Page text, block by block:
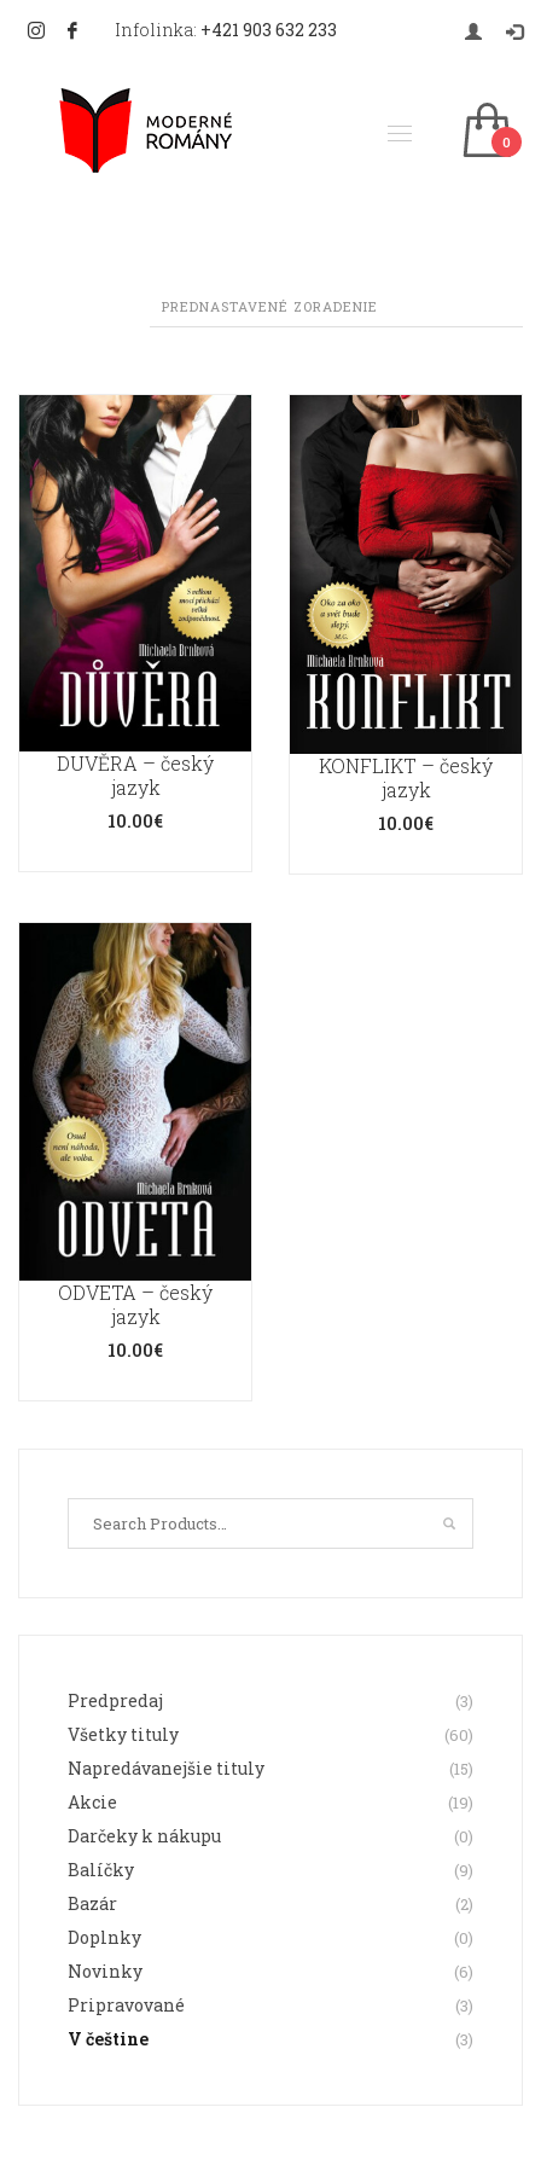
Infolinka: +421 903 632 233
DUVĚRA – český
jazyk
10.00€
KONFLIKT – český
jazyk
10.00€
ODVETA – český
jazyk
10.00€
Predpredaj (3)
Všetky tituly (60)
Napredávanejšie tituly (15)
Akcie (19)
Darčeky k nákupu (0)
Balíčky (9)
Bazár (2)
Doplnky (0)
Novinky (6)
Pripravované (3)
V češtine (3)